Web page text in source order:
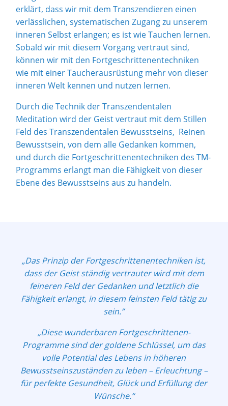
erklärt, dass wir mit dem Transzendieren einen
verlässlichen, systematischen Zugang zu unserem
inneren Selbst erlangen; es ist wie Tauchen lernen.
Sobald wir mit diesem Vorgang vertraut sind,
können wir mit den Fortgeschrittenentechniken
wie mit einer Taucherausrüstung mehr von dieser
inneren Welt kennen und nutzen lernen.
Durch die Technik der Transzendentalen
Meditation wird der Geist vertraut mit dem Stillen
Feld des Transzendentalen Bewusstseins, Reinen
Bewusstsein, von dem alle Gedanken kommen,
und durch die Fortgeschrittenentechniken des TM-
Programms erlangt man die Fähigkeit von dieser
Ebene des Bewusstseins aus zu handeln.
„Das Prinzip der Fortgeschrittenentechniken ist,
dass der Geist ständig vertrauter wird mit dem
feineren Feld der Gedanken und letztlich die
Fähigkeit erlangt, in diesem feinsten Feld tätig zu
sein.”
„Diese wunderbaren Fortgeschrittenen-
Programme sind der goldene Schlüssel, um das
volle Potential des Lebens in höheren
Bewusstseinszuständen zu leben – Erleuchtung –
für perfekte Gesundheit, Glück und Erfüllung der
Wünsche.“